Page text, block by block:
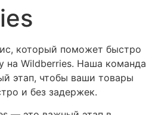
который поможет быстро
на Wildberries. Наша команда
этап, чтобы ваши товары
и без задержек.